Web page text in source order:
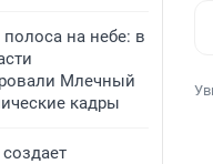
на небе: в
Млечный
кадры